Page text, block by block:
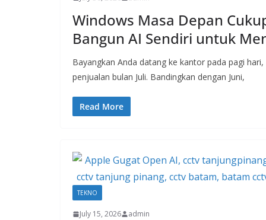
Windows Masa Depan
Bangun AI Sendiri untuk
Bayangkan Anda datang ke kantor pada pagi
penjualan bulan Juli. Bandingkan dengan Juni,
Read More
TEKNO
July 15, 2026 admin